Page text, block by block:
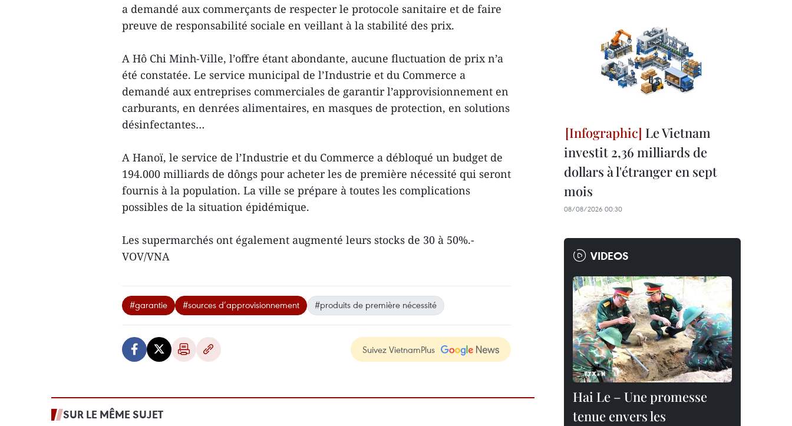
a demandé aux commerçants de respecter le protocole sanitaire et de faire
preuve de responsabilité sociale en veillant à la stabilité des prix.
A Hô Chi Minh-Ville, l’offre étant abondante, aucune fluctuation de prix n’a
été constatée. Le service municipal de l’Industrie et du Commerce a
demandé aux entreprises commerciales de garantir l’approvisionnement en
carburants, en denrées alimentaires, en masques de protection, en solutions
désinfectantes…
A Hanoï, le service de l’Industrie et du Commerce a débloqué un budget de
194.000 milliards de dôngs pour acheter les de première nécessité qui seront
fournis à la population. La ville se prépare à toutes les complications
possibles de la situation épidémique.
Les supermarchés ont également augmenté leurs stocks de 30 à 50%.-
VOV/VNA
#garantie #sources d’approvisionnement #produits de première nécessité
Suivez VietnamPlus
SUR LE MÊME SUJET
Le Vietnam
investit 2,36 milliards de
dollars à l'étranger en sept
mois
08/08/2026 00:30
VIDEOS
Hai Le – Une promesse
tenue envers les